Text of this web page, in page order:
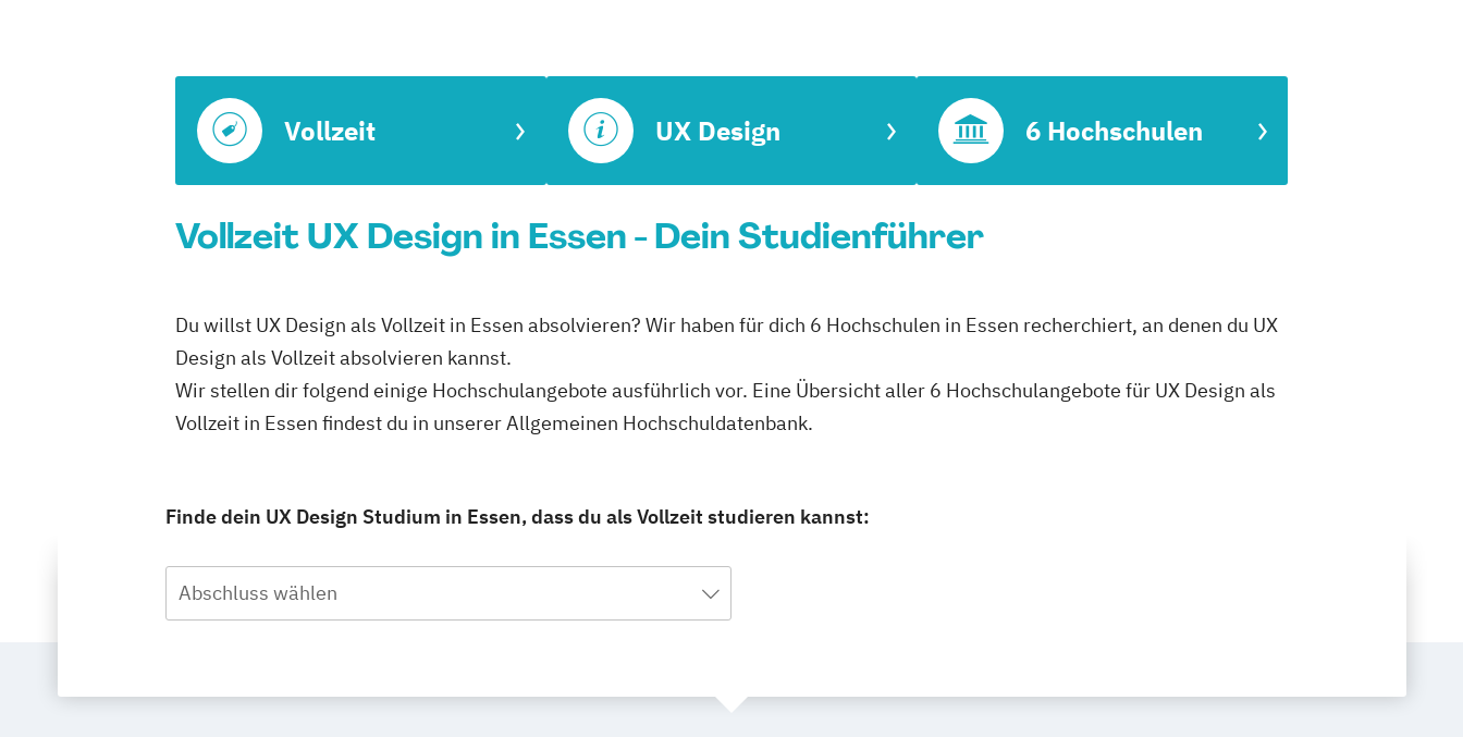
Vollzeit UX Design 6 Hochschulen
Vollzeit UX Design in Essen - Dein Studienführer
Du willst UX Design als Vollzeit in Essen absolvieren? Wir haben für dich 6 Hochschulen in Essen recherchiert, an denen du UX
Design als Vollzeit absolvieren kannst.
Wir stellen dir folgend einige Hochschulangebote ausführlich vor. Eine Übersicht aller 6 Hochschulangebote für UX Design als
Vollzeit in Essen findest du in unserer Allgemeinen Hochschuldatenbank.
Finde dein UX Design Studium in Essen, dass du als Vollzeit studieren kannst:
Abschluss wählen